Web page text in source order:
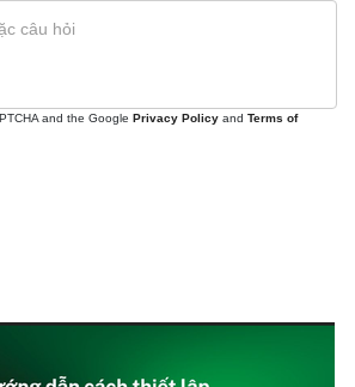
Tỷ giá
Giá cà phê
and the Google Privacy Policy and Terms of